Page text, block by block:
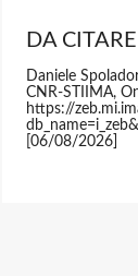
DA
Daniele
CNR-STIIMA,
https://
[06/08/2026]